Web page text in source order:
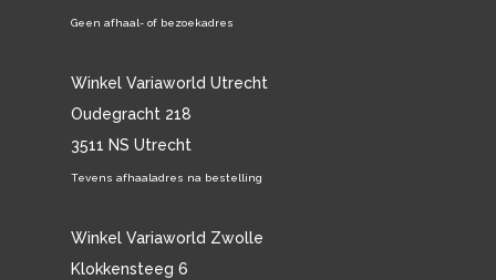
Geen afhaal- of bezoekadres
Winkel Variaworld Utrecht
Oudegracht 218
3511 NS Utrecht
Tevens afhaaladres na bestelling
Winkel Variaworld Zwolle
Klokkensteeg 6